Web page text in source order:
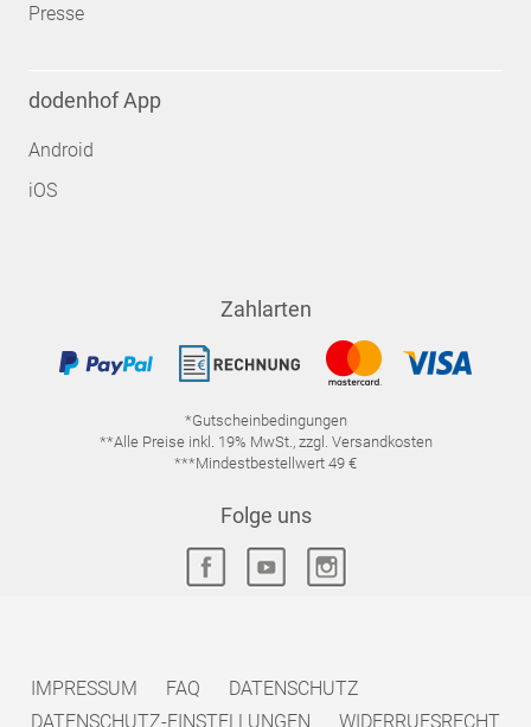
Presse
dodenhof App
Android
iOS
Zahlarten
*Gutscheinbedingungen
**Alle Preise inkl. 19% MwSt., zzgl. Versandkosten
***Mindestbestellwert 49 €
Folge uns
IMPRESSUM FAQ
DATENSCHUTZ
DATENSCHUTZ-EINSTELLUNGEN
WIDERRUFSRECHT